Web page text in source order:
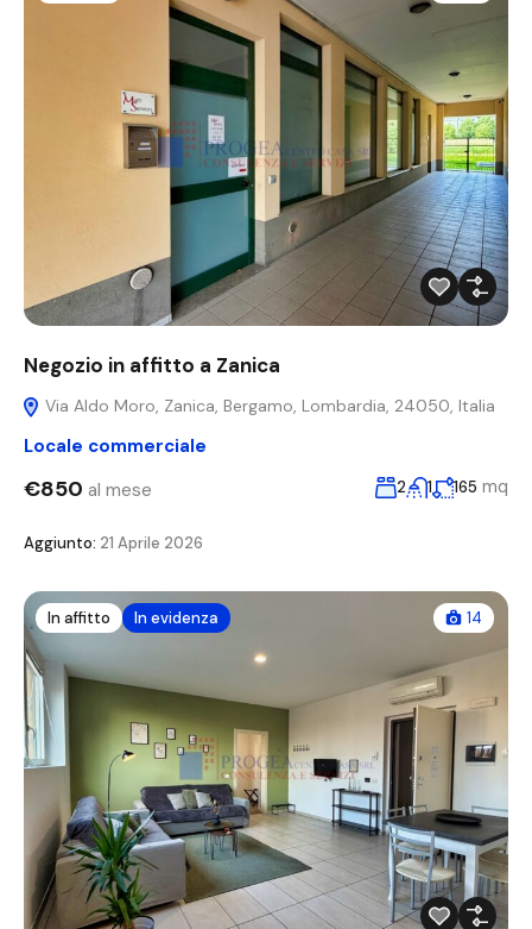
Negozio in affitto a Zanica
Via Aldo Moro, Zanica, Bergamo, Lombardia, 24050, Italia
Locale commerciale
€850 al mese 2 1 165 mq
Aggiunto: 21 Aprile 2026
In affitto In evidenza 14